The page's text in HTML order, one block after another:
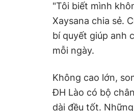
"Tôi biết mình
Xaysana chia sẻ.
bí quyết giúp anh
mỗi ngày.
Không cao lớn,
ĐH Lào có bộ
dài đều tốt.